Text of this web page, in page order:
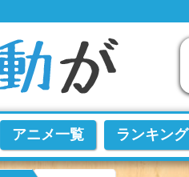
アニメ一覧 ランキング